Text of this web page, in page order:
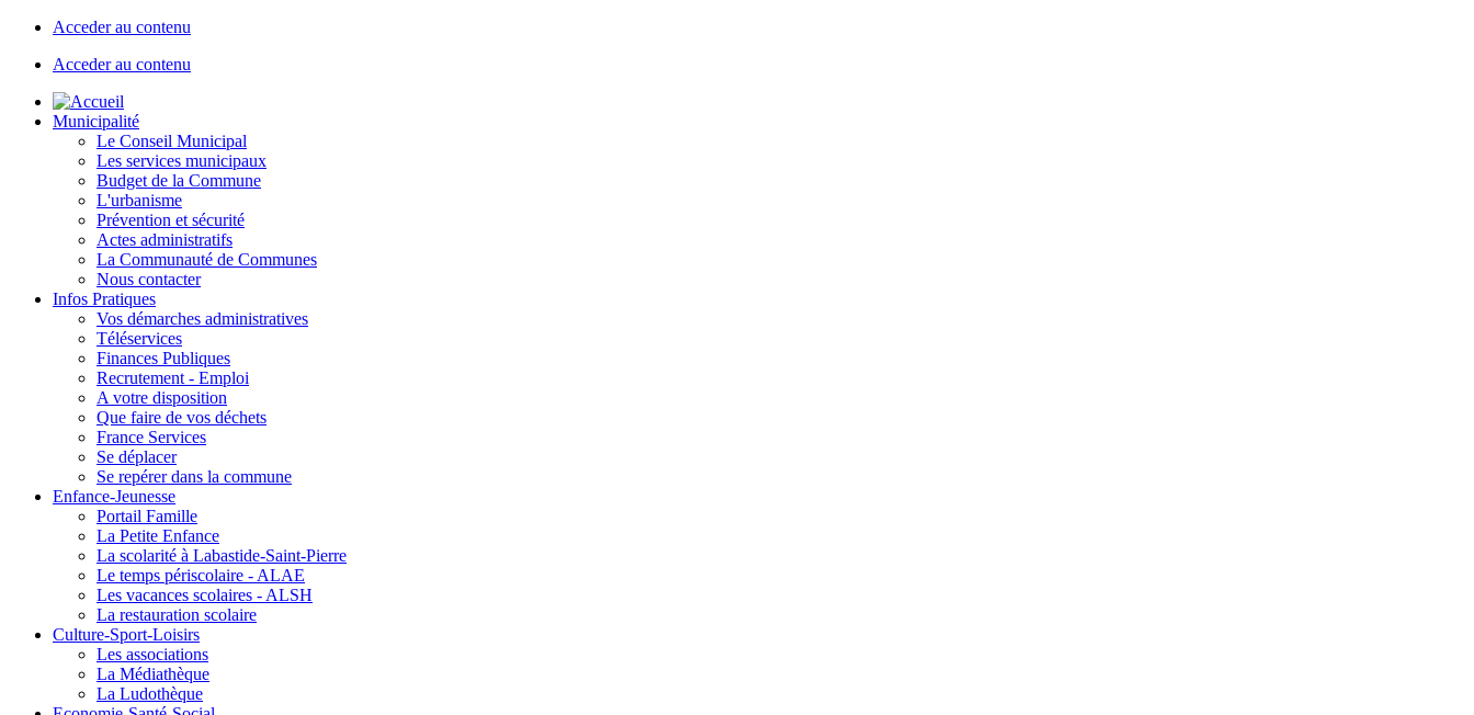
Acceder au contenu
Acceder au contenu
Municipalité
Le Conseil Municipal
Les services municipaux
Budget de la Commune
L'urbanisme
Prévention et sécurité
Actes administratifs
La Communauté de Communes
Nous contacter
Infos Pratiques
Vos démarches administratives
Téléservices
Finances Publiques
Recrutement - Emploi
A votre disposition
Que faire de vos déchets
France Services
Se déplacer
Se repérer dans la commune
Enfance-Jeunesse
Portail Famille
La Petite Enfance
La scolarité à Labastide-Saint-Pierre
Le temps périscolaire - ALAE
Les vacances scolaires - ALSH
La restauration scolaire
Culture-Sport-Loisirs
Les associations
La Médiathèque
La Ludothèque